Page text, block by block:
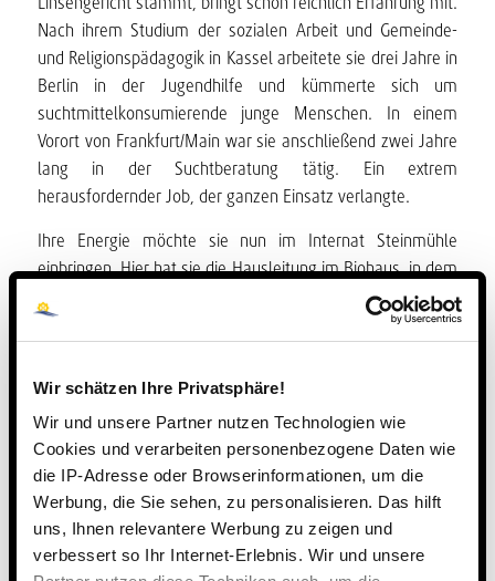
Wir schätzen Ihre Privatsphäre!
Wir und unsere Partner nutzen Technologien wie
Cookies und verarbeiten personenbezogene Daten wie
die IP-Adresse oder Browserinformationen, um die
Werbung, die Sie sehen, zu personalisieren. Das hilft
uns, Ihnen relevantere Werbung zu zeigen und
verbessert so Ihr Internet-Erlebnis. Wir und unsere
Nach ihrem Studium der sozialen Arbeit und Gemeinde-
und Religionspädagogik in Kassel arbeitete sie drei Jahre in
Berlin in der Jugendhilfe und kümmerte sich um
suchtmittelkonsumierende junge Menschen. In einem
Vorort von Frankfurt/Main war sie anschließend zwei Jahre
lang in der Suchtberatung tätig. Ein extrem
herausfordernder Job, der ganzen Einsatz verlangte.
Ihre Energie möchte sie nun im Internat Steinmühle
einbringen. Hier hat sie die Hausleitung im Biohaus, in dem
ausschliesslich neue Schüler im Alter von 11 bis 16 Jahren
wohnen. „Ich freue mich auf die Arbeit mit Jugendlichen,
einer qualifizierenden Schullaufbahn begleiten und
Eintrag teilen